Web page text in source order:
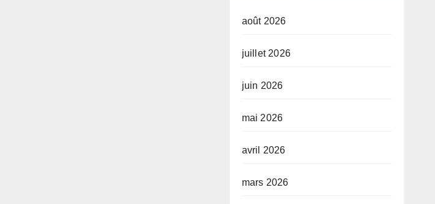
août 2026
juillet 2026
juin 2026
mai 2026
avril 2026
mars 2026